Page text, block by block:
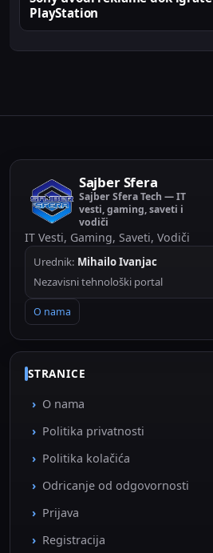
PlayStation
Sajber Sfera
Sajber Sfera Tech — IT
vesti, gaming, saveti i
vodiči
IT Vesti, Gaming, Saveti, Vodiči
Urednik: Mihailo Ivanjac
Nezavisni tehnološki portal
O nama
STRANICE
O nama
Politika privatnosti
Politika kolačića
Odricanje od odgovornosti
Prijava
Registracija